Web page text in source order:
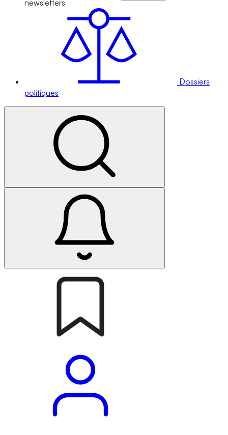
newsletters
Dossiers
politiques